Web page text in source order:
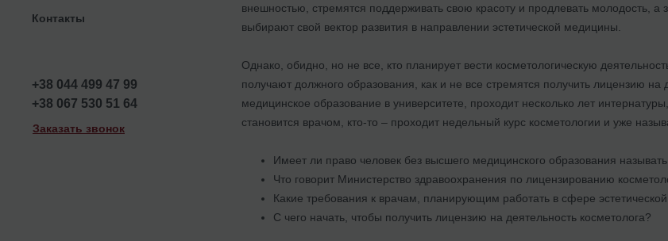
Контакты
+38 044 499 47 99
+38 067 530 51 64
Заказать звонок
внешностью, стремятся поддерживать свою красоту и продлевать молодость, а
выбирают свой вектор развития в направлении эстетической медицины.
Однако, обидно, но не все, кто планирует вести косметологическую
получают должного образования, как и не все стремятся получить лицензию на
медицинское образование в университете, проходит несколько лет
становится врачом, кто-то – проходит недельный курс косметологии и уже
Имеет ли право человек без высшего медицинского образования
Что говорит Министерство здравоохранения по лицензированию
Какие требования к врачам, планирующим работать в сфере
С чего начать, чтобы получить лицензию на деятельность косметолога?